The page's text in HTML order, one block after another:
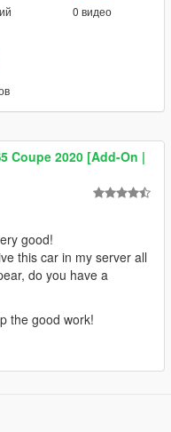
0 видео
Coupe 2020 [Add-On |
good!
this car in my server all
do you have a
the good work!